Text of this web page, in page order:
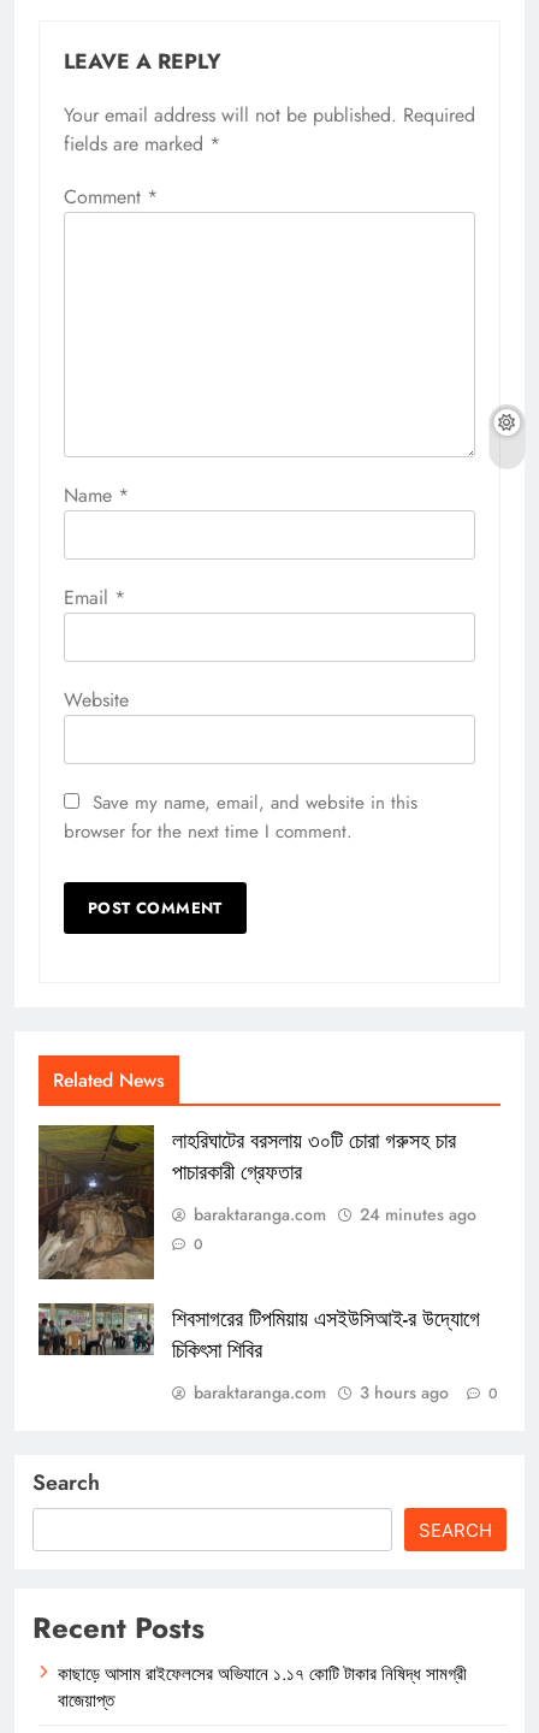
LEAVE A REPLY
Your email address will not be published. Required
fields are marked *
Comment *
Name *
Email *
Website
Save my name, email, and website in this
browser for the next time I comment.
Related News
লাহরিঘাটের বরসলায় ৩০টি চোরা গরুসহ চার
পাচারকারী গ্রেফতার
baraktaranga.com 24 minutes ago
0
শিবসাগরের টিপমিয়ায় এসইউসিআই-র উদ্যোগে
চিকিৎসা শিবির
baraktaranga.com 3 hours ago 0
Search
SEARCH
Recent Posts
কাছাড়ে আসাম রাইফেলসের অভিযানে ১.১৭ কোটি টাকার নিষিদ্ধ সামগ্রী
বাজেয়াপ্ত